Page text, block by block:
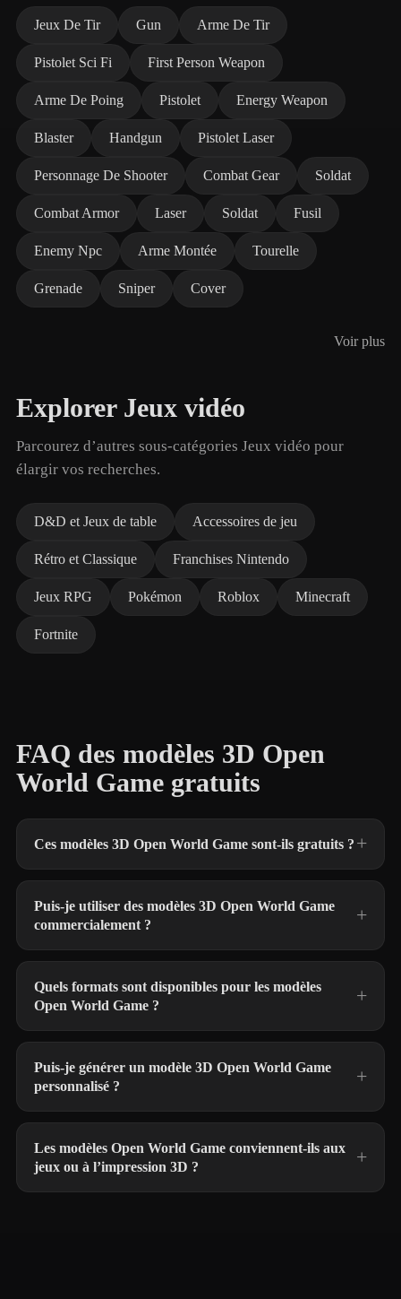
Jeux De Tir Gun Arme De Tir
Pistolet Sci Fi First Person Weapon
Arme De Poing Pistolet Energy Weapon
Blaster Handgun Pistolet Laser
Personnage De Shooter Combat Gear Soldat
Combat Armor Laser Soldat Fusil
Enemy Npc Arme Montée Tourelle
Grenade Sniper Cover
Voir plus
Explorer Jeux vidéo
Parcourez d’autres sous-catégories Jeux vidéo pour
élargir vos recherches.
D&D et Jeux de table Accessoires de jeu
Rétro et Classique Franchises Nintendo
Jeux RPG Pokémon Roblox Minecraft
Fortnite
FAQ des modèles 3D Open
World Game gratuits
Ces modèles 3D Open World Game sont-ils gratuits ?
Puis-je utiliser des modèles 3D Open World Game
commercialement ?
Quels formats sont disponibles pour les modèles
Open World Game ?
Puis-je générer un modèle 3D Open World Game
personnalisé ?
Les modèles Open World Game conviennent-ils aux
jeux ou à l’impression 3D ?